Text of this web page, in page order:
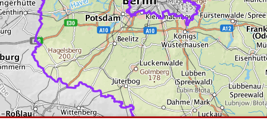
Impressum
Kontakt